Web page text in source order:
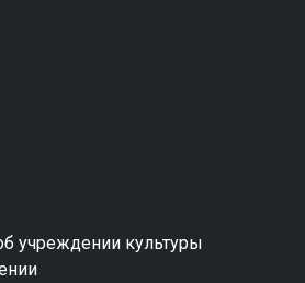
учреждении культуры